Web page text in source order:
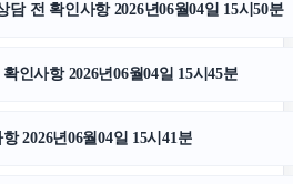
담 전 확인사항 2026년06월04일 15시50분
인사항 2026년06월04일 15시45분
2026년06월04일 15시41분